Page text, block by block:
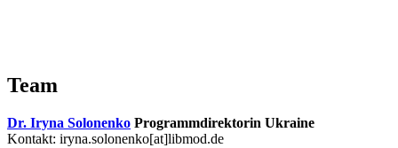
Team
Dr. Iryna Solo­nenko Pro­gramm­di­rek­to­rin Ukraine
Kontakt: iryna.solonenko[at]libmod.de